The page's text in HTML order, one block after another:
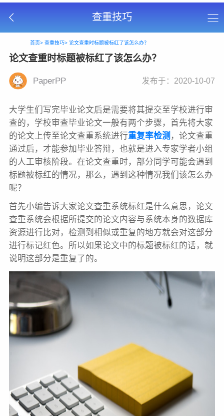
查重技巧
首页> 查重技巧> 论文查重时标题被标红了该怎么办？
论文查重时标题被标红了该怎么办？
PaperPP 发布于：2020-10-07
大学生们写完毕业论文后是需要将其提交至学校进行审
查的，学校审查毕业论文一般有两个步骤，首先将大家
的论文上传至论文查重系统进行重复率检测 ，论文查重
通过后，才能参加毕业答辩，也就是进入专家学者小组
的人工审核阶段。在论文查重时，部分同学可能会遇到
标题被标红的情况，那么，遇到这种情况我们该怎么办
呢？
首先小编告诉大家论文查重系统标红是什么意思，论文
查重系统会根据所提交的论文内容与系统本身的数据库
资源进行比对，检测到相似或重复的地方就会对这部分
进行标记红色。所以如果论文中的标题被标红的话，就
说明这部分是重复了的。